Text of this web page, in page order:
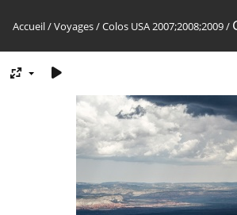
Accueil/Voyages/Colos USA 2007;2008;2009/